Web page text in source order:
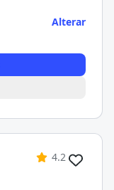
Alterar
4.2